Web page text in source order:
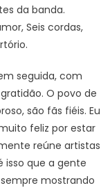
da banda.
Seis cordas,
seguida, com
O povo de
são fãs fiéis. Eu
feliz por estar
reúne artistas
isso que a gente
mostrando